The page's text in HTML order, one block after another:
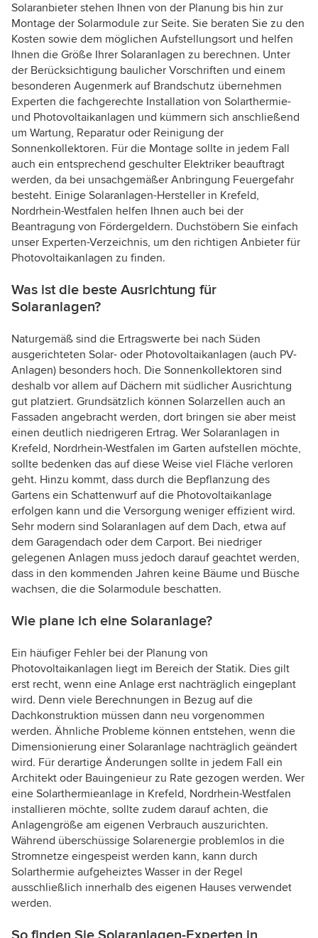
Solaranbieter stehen Ihnen von der Planung bis hin zur
Montage der Solarmodule zur Seite. Sie beraten Sie zu den
Kosten sowie dem möglichen Aufstellungsort und helfen
Ihnen die Größe Ihrer Solaranlagen zu berechnen. Unter
der Berücksichtigung baulicher Vorschriften und einem
besonderen Augenmerk auf Brandschutz übernehmen
Experten die fachgerechte Installation von Solarthermie-
und Photovoltaikanlagen und kümmern sich anschließend
um Wartung, Reparatur oder Reinigung der
Sonnenkollektoren. Für die Montage sollte in jedem Fall
auch ein entsprechend geschulter Elektriker beauftragt
werden, da bei unsachgemäßer Anbringung Feuergefahr
besteht. Einige Solaranlagen-Hersteller in Krefeld,
Nordrhein-Westfalen helfen Ihnen auch bei der
Beantragung von Fördergeldern. Duchstöbern Sie einfach
unser Experten-Verzeichnis, um den richtigen Anbieter für
Photovoltaikanlagen zu finden.
Was ist die beste Ausrichtung für
Solaranlagen?
Naturgemäß sind die Ertragswerte bei nach Süden
ausgerichteten Solar- oder Photovoltaikanlagen (auch PV-
Anlagen) besonders hoch. Die Sonnenkollektoren sind
deshalb vor allem auf Dächern mit südlicher Ausrichtung
gut platziert. Grundsätzlich können Solarzellen auch an
Fassaden angebracht werden, dort bringen sie aber meist
einen deutlich niedrigeren Ertrag. Wer Solaranlagen in
Krefeld, Nordrhein-Westfalen im Garten aufstellen möchte,
sollte bedenken das auf diese Weise viel Fläche verloren
geht. Hinzu kommt, dass durch die Bepflanzung des
Gartens ein Schattenwurf auf die Photovoltaikanlage
erfolgen kann und die Versorgung weniger effizient wird.
Sehr modern sind Solaranlagen auf dem Dach, etwa auf
dem Garagendach oder dem Carport. Bei niedriger
gelegenen Anlagen muss jedoch darauf geachtet werden,
dass in den kommenden Jahren keine Bäume und Büsche
wachsen, die die Solarmodule beschatten.
Wie plane ich eine Solaranlage?
Ein häufiger Fehler bei der Planung von
Photovoltaikanlagen liegt im Bereich der Statik. Dies gilt
erst recht, wenn eine Anlage erst nachträglich eingeplant
wird. Denn viele Berechnungen in Bezug auf die
Dachkonstruktion müssen dann neu vorgenommen
werden. Ähnliche Probleme können entstehen, wenn die
Dimensionierung einer Solaranlage nachträglich geändert
wird. Für derartige Änderungen sollte in jedem Fall ein
Architekt oder Bauingenieur zu Rate gezogen werden. Wer
eine Solarthermieanlage in Krefeld, Nordrhein-Westfalen
installieren möchte, sollte zudem darauf achten, die
Anlagengröße am eigenen Verbrauch auszurichten.
Während überschüssige Solarenergie problemlos in die
Stromnetze eingespeist werden kann, kann durch
Solarthermie aufgeheiztes Wasser in der Regel
ausschließlich innerhalb des eigenen Hauses verwendet
werden.